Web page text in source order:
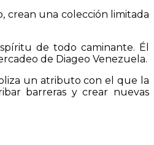
crean una colección limitada
de todo caminante. Él
de Diageo Venezuela.
un atributo con el que la
barreras y crear nuevas